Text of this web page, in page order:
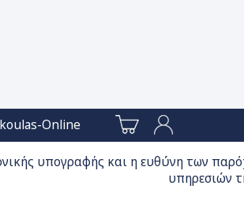
Online
υπογραφής και η ευθύνη των
υπηρεσιών